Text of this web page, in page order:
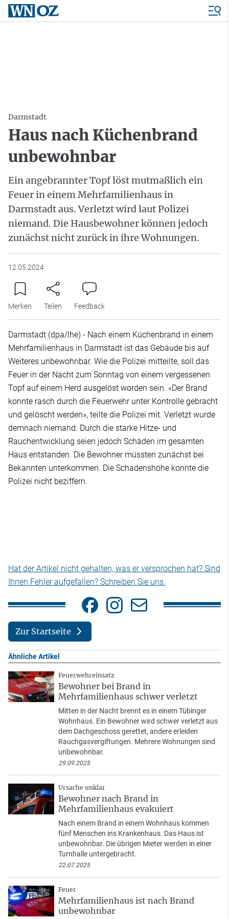
Darmstadt
Haus nach Küchenbrand
unbewohnbar
Ein angebrannter Topf löst mutmaßlich ein
Feuer in einem Mehrfamilienhaus in
Darmstadt aus. Verletzt wird laut Polizei
niemand. Die Hausbewohner können jedoch
zunächst nicht zurück in ihre Wohnungen.
12.05.2024
Merken Teilen Feedback
Darmstadt (dpa/lhe) - Nach einem Küchenbrand in einem
Mehrfamilienhaus in Darmstadt ist das Gebäude bis auf
Weiteres unbewohnbar. Wie die Polizei mitteilte, soll das
Feuer in der Nacht zum Sonntag von einem vergessenen
Topf auf einem Herd ausgelöst worden sein. «Der Brand
konnte rasch durch die Feuerwehr unter Kontrolle gebracht
und gelöscht werden», teilte die Polizei mit. Verletzt wurde
demnach niemand. Durch die starke Hitze- und
Rauchentwicklung seien jedoch Schäden im gesamten
Haus entstanden. Die Bewohner müssten zunächst bei
Bekannten unterkommen. Die Schadenshöhe konnte die
Polizei nicht beziffern.
Hat der Artikel nicht gehalten, was er versprochen hat? Sind
Ihnen Fehler aufgefallen? Schreiben Sie uns.
Zur Startseite
Ähnliche Artikel
Feuerwehreinsatz
Bewohner bei Brand in
Mehrfamilienhaus schwer verletzt
Mitten in der Nacht brennt es in einem Tübinger
Wohnhaus. Ein Bewohner wird schwer verletzt aus
dem Dachgeschoss gerettet, andere erleiden
Rauchgasvergiftungen. Mehrere Wohnungen sind
unbewohnbar.
29.09.2025
Ursache unklar
Bewohner nach Brand in
Mehrfamilienhaus evakuiert
Nach einem Brand in einem Wohnhaus kommen
fünf Menschen ins Krankenhaus. Das Haus ist
unbewohnbar. Die übrigen Mieter werden in einer
Turnhalle untergebracht.
22.07.2025
Feuer
Mehrfamilienhaus ist nach Brand
unbewohnbar